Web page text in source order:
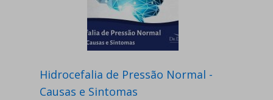
Hidrocefalia de Pressão Normal -
Causas e Sintomas